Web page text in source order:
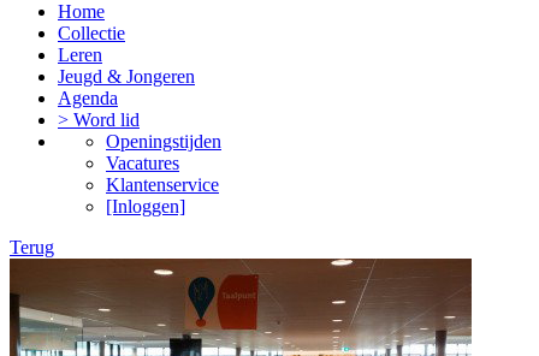
Home
Collectie
Leren
Jeugd & Jongeren
Agenda
> Word lid
Openingstijden
Vacatures
Klantenservice
[Inloggen]
Terug